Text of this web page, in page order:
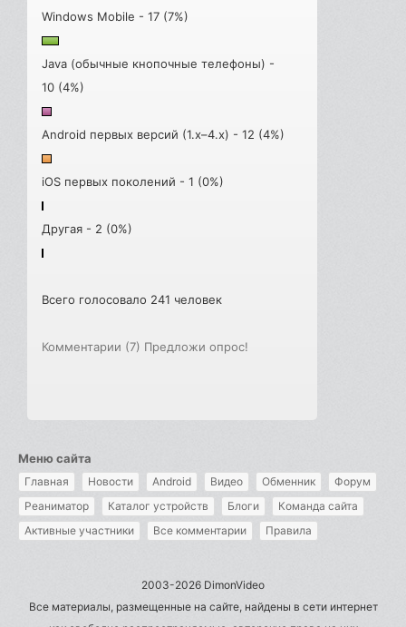
Windows Mobile - 17 (7%)
Java (обычные кнопочные телефоны) -
10 (4%)
Android первых версий (1.x–4.x) - 12 (4%)
iOS первых поколений - 1 (0%)
Другая - 2 (0%)
Всего голосовало 241 человек
Комментарии (7) Предложи опрос!
Меню сайта
Главная Новости Android Видео Обменник
Форум
Реаниматор
Каталог устройств Блоги
Команда сайта
Активные участники
Все комментарии Правила
2003-2026 DimonVideo
Все материалы, размещенные на сайте, найдены в сети интернет